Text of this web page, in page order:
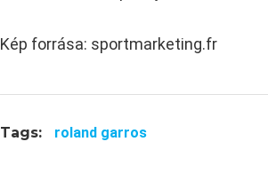
Kép forrása: sportmarketing.fr
Tags: roland garros